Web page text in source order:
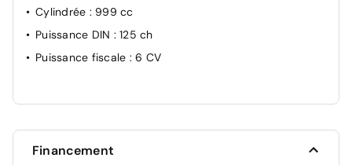
Cylindrée : 999 cc
Puissance DIN : 125 ch
Puissance fiscale : 6 CV
Financement